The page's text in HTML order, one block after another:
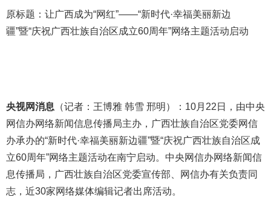
原标题：让广西成为“网红”——“新时代·幸福美丽新边
疆”暨“庆祝广西壮族自治区成立60周年”网络主题活动启动
央视网消息 （记者：王博雅 韩雪 邢明）：10月22日，由中央
网信办网络新闻信息传播局主办，广西壮族自治区党委网信
办承办的“新时代·幸福美丽新边疆”暨“庆祝广西壮族自治区成
立60周年”网络主题活动在南宁启动。中央网信办网络新闻信
息传播局，广西壮族自治区党委宣传部、网信办有关负责同
志，近30家网络媒体编辑记者出席活动。